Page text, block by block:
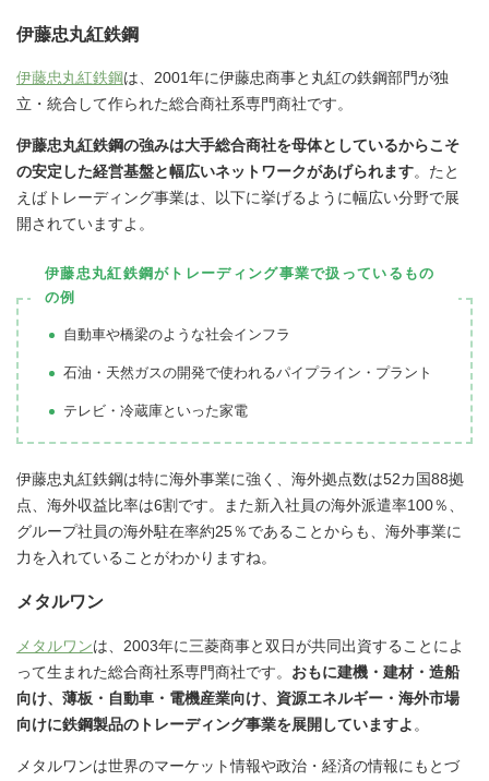
伊藤忠丸紅鉄鋼
伊藤忠丸紅鉄鋼は、2001年に伊藤忠商事と丸紅の鉄鋼部門が独
立・統合して作られた総合商社系専門商社です。
伊藤忠丸紅鉄鋼の強みは大手総合商社を母体としているからこそ
の安定した経営基盤と幅広いネットワークがあげられます。たと
えばトレーディング事業は、以下に挙げるように幅広い分野で展
開されていますよ。
伊藤忠丸紅鉄鋼がトレーディング事業で扱っているもの
の例
自動車や橋梁のような社会インフラ
石油・天然ガスの開発で使われるパイプライン・プラント
テレビ・冷蔵庫といった家電
伊藤忠丸紅鉄鋼は特に海外事業に強く、海外拠点数は52カ国88拠
点、海外収益比率は6割です。また新入社員の海外派遣率100％、
グループ社員の海外駐在率約25％であることからも、海外事業に
力を入れていることがわかりますね。
メタルワン
メタルワンは、2003年に三菱商事と双日が共同出資することによ
って生まれた総合商社系専門商社です。 おもに建機・建材・造船
向け、薄板・自動車・電機産業向け、資源エネルギー・海外市場
向けに鉄鋼製品のトレーディング事業を展開していますよ 。
メタルワンは世界のマーケット情報や政治・経済の情報にもとづ